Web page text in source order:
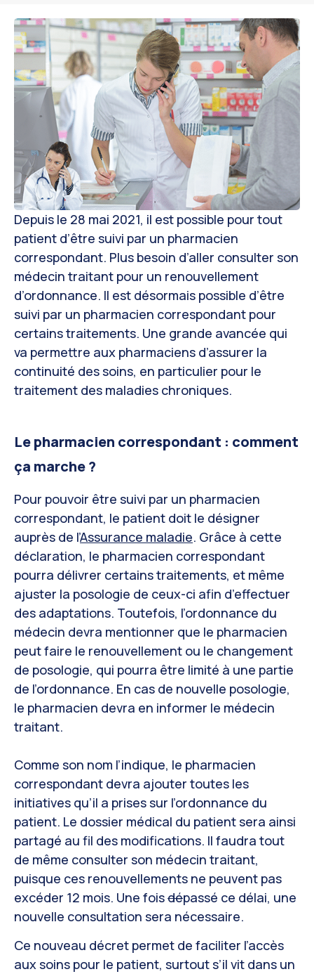
Depuis le 28 mai 2021, il est possible pour tout
patient d’être suivi par un pharmacien
correspondant. Plus besoin d’aller consulter son
médecin traitant pour un renouvellement
d’ordonnance. Il est désormais possible d’être
suivi par un pharmacien correspondant pour
certains traitements. Une grande avancée qui
va permettre aux pharmaciens d’assurer la
continuité des soins, en particulier pour le
traitement des maladies chroniques.
Le pharmacien correspondant : comment
ça marche ?
Pour pouvoir être suivi par un pharmacien
correspondant, le patient doit le désigner
auprès de l’Assurance maladie. Grâce à cette
déclaration, le pharmacien correspondant
pourra délivrer certains traitements, et même
ajuster la posologie de ceux-ci afin d’effectuer
des adaptations. Toutefois, l’ordonnance du
médecin devra mentionner que le pharmacien
peut faire le renouvellement ou le changement
de posologie, qui pourra être limité à une partie
de l’ordonnance. En cas de nouvelle posologie,
le pharmacien devra en informer le médecin
traitant.
Comme son nom l’indique, le pharmacien
correspondant devra ajouter toutes les
initiatives qu’il a prises sur l’ordonnance du
patient. Le dossier médical du patient sera ainsi
partagé au fil des modifications. Il faudra tout
de même consulter son médecin traitant,
puisque ces renouvellements ne peuvent pas
excéder 12 mois. Une foisdépassé ce délai, une
nouvelle consultation sera nécessaire.
Ce nouveau décret permet de faciliter l’accès
aux soins pour le patient, surtout s’il vit dans un